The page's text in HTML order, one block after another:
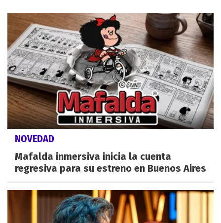
NOVEDAD
Mafalda inmersiva inicia la cuenta
regresiva para su estreno en Buenos Aires